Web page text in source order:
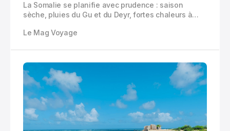
La Somalie se planifie avec prudence : saison
sèche, pluies du Gu et du Deyr, fortes chaleurs à
d’inondation et contraintes de sécurité. Voici les
Le Mag Voyage